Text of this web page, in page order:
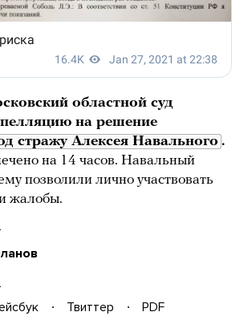
областной суд
на решение
стражу Алексея Навального .
на 14 часов. Навальный
позволили лично участвовать
жалобы.
Твиттер
PDF